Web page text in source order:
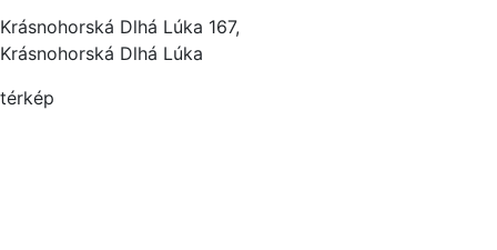
Krásnohorská Dlhá Lúka 167,
Krásnohorská Dlhá Lúka
térkép